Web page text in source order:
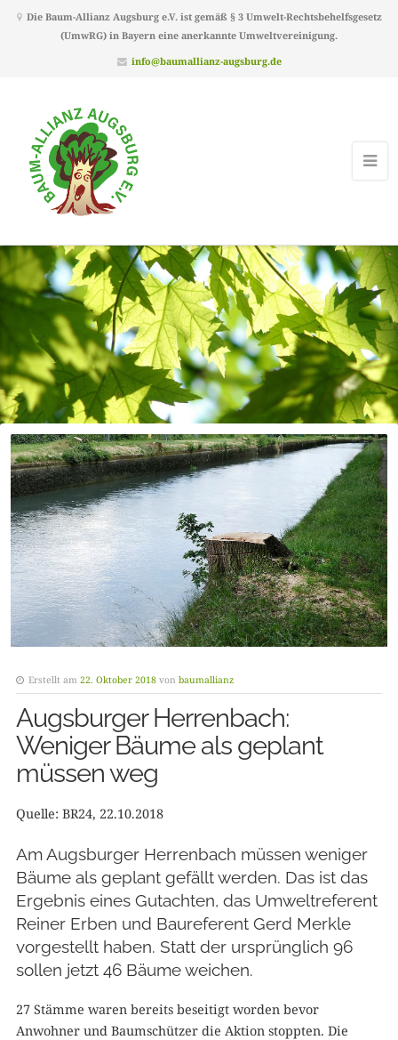
Die Baum-Allianz Augsburg e.V. ist gemäß § 3 Umwelt-Rechtsbehelfsgesetz
(UmwRG) in Bayern eine anerkannte Umweltvereinigung.
info@baumallianz-augsburg.de
Erstellt am 22. Oktober 2018 von baumallianz
Augsburger Herrenbach:
Weniger Bäume als geplant
müssen weg
Quelle: BR24, 22.10.2018
Am Augsburger Herrenbach müssen weniger
Bäume als geplant gefällt werden. Das ist das
Ergebnis eines Gutachten, das Umweltreferent
Reiner Erben und Baureferent Gerd Merkle
vorgestellt haben. Statt der ursprünglich 96
sollen jetzt 46 Bäume weichen.
27 Stämme waren bereits beseitigt worden bevor
Anwohner und Baumschützer die Aktion stoppten. Die